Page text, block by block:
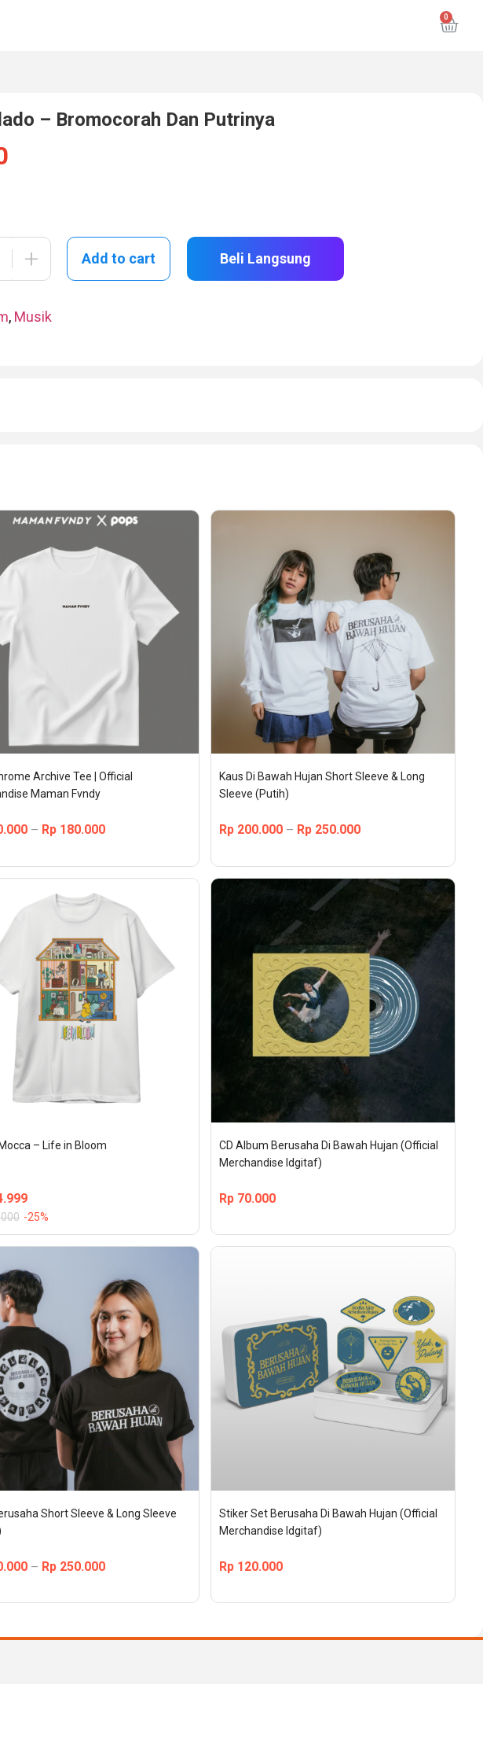
– Bromocorah Dan Putrinya
+ Add to cart Beli Langsung
, Musik
Archive Tee | Official
Maman Fvndy
– Rp180.000
Kaus Di Bawah Hujan Short Sleeve & Long
Sleeve (Putih)
Rp 200.000 – Rp 250.000
– Life in Bloom
-25%
CD Album Berusaha Di Bawah Hujan (Official
Merchandise Idgitaf)
Rp 70.000
Short Sleeve & Long Sleeve
– Rp250.000
Stiker Set Berusaha Di Bawah Hujan (Official
Merchandise Idgitaf)
Rp 120.000